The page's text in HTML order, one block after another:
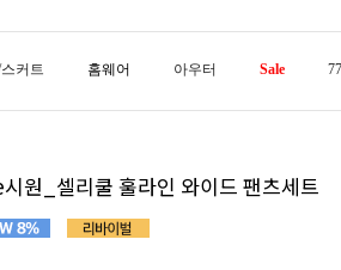
커트 홈웨어 아우터 Sale
원_셀리쿨 훌라인 와이드 팬츠세트